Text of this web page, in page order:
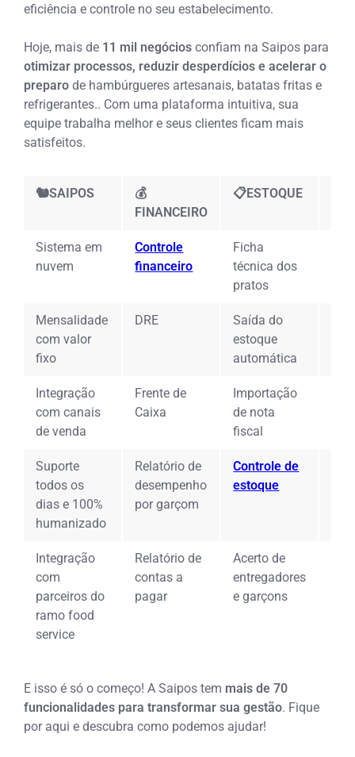
eficiência e controle no seu estabelecimento.
Hoje, mais de 11 mil negócios confiam na Saipos para
otimizar processos, reduzir desperdícios e acelerar o
preparode hambúrgueres artesanais, batatas fritas e
refrigerantes.. Com uma plataforma intuitiva, sua
equipe trabalha melhor e seus clientes ficam mais
satisfeitos.
🐿️SAIPOS
💰
FINANCEIRO
📋ESTOQUE
Sistema em
nuvem
Controle
financeiro
Ficha
técnica dos
pratos
Mensalidade
com valor
fixo
DRE
Saída do
estoque
automática
Integração
com canais
de venda
Frente de
Caixa
Importação
de nota
fiscal
Suporte
todos os
dias e 100%
humanizado
Relatório de
desempenho
por garçom
Controle de
estoque
Integração
com
parceiros do
ramo food
service
Relatório de
contas a
pagar
Acerto de
entregadores
e garçons
E isso é só o começo! A Saipos tem mais de 70
funcionalidades para transformar sua gestão. Fique
por aqui e descubra como podemos ajudar!